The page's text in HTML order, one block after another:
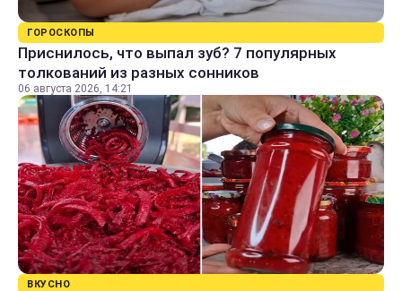
ГОРОСКОПЫ
Приснилось, что выпал зуб? 7 популярных
толкований из разных сонников
06 августа 2026, 14:21
ВКУСНО